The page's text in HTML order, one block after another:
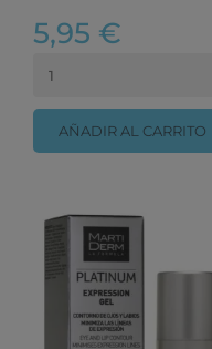
5,95 €
AÑADIR AL CARRITO